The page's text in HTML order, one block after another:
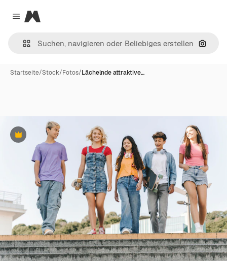
Close menu
Magnific
Nach
Startseite/Stock/Fotos/Lächelnde attraktive…
Premium